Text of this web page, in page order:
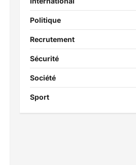
Politique
Recrutement
Sécurité
Société
Sport